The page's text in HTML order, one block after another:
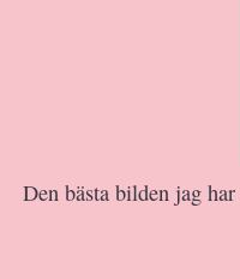
Den bästa bilden jag